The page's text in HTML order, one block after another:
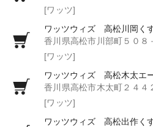
[ワッツ]
ワッツウィズ 高松川岡く
香川県高松市川部町５０８
[ワッツ]
ワッツウィズ 高松木太エ
香川県高松市木太町２４４
[ワッツ]
ワッツウィズ 高松出作く